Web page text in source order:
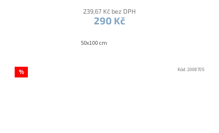
239,67 Kč bez DPH
290 Kč
50x100 cm
% Kód:2008705